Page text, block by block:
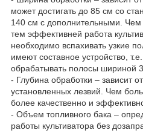
может достигать до 85 см со
140 см с дополнительными.
тем эффективней работа
необходимо вспахивать узкие
имеют составное устройство,
обрабатывать полосы шириной
- Глубина обработки – зависит
установленных лезвий. Чем
более качественно и
- Объем топливного бака –
работы культиватора без